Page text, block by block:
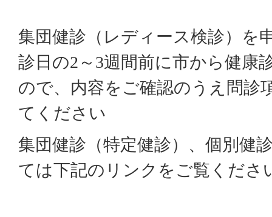
集団健診（レディース検診）を
診日の2～ 3週間前に市から健康
ので、内容をご確認のうえ問診
てください
集団健診（特定健診）、個別健
ては下記のリンクをご覧くださ